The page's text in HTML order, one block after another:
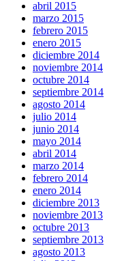
abril 2015
marzo 2015
febrero 2015
enero 2015
diciembre 2014
noviembre 2014
octubre 2014
septiembre 2014
agosto 2014
julio 2014
junio 2014
mayo 2014
abril 2014
marzo 2014
febrero 2014
enero 2014
diciembre 2013
noviembre 2013
octubre 2013
septiembre 2013
agosto 2013